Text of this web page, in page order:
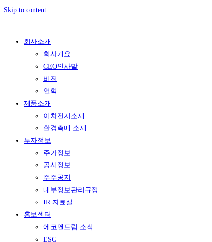
Skip to content
회사소개
회사개요
CEO인사말
비전
연혁
제품소개
이차전지소재
환경촉매 소재
투자정보
주가정보
공시정보
주주공지
내부정보관리규정
IR 자료실
홍보센터
에코앤드림 소식
ESG